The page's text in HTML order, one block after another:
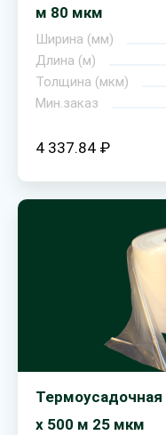
м 80 мкм
Ширина (мм)
Длина (м)
Толщина (мкм)
Мин.заказ
4 337.84 ₽
Термоусадочная
х 500 м 25 мкм